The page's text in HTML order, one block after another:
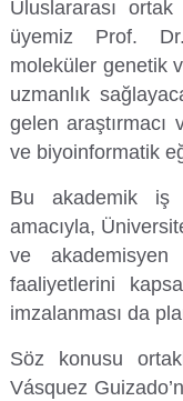
Uluslararası
üyemiz Prof.
moleküler genetik
uzmanlık
gelen
ve biyoinformatik
Bu akademik iş
amacıyla,
ve
faaliyetlerini
imzalanması da
Söz konusu
Vásquez
Su Ürünleri Fakültesi
Tıp Fakültesi
Turizm Fakültesi
Gıda Araştırmaları
Göç Araştırmaları
Görsel İşitsel Yapımlar
Hastane
İleri Teknoloji Eğitim
İş Sağlığı ve Güvenliği